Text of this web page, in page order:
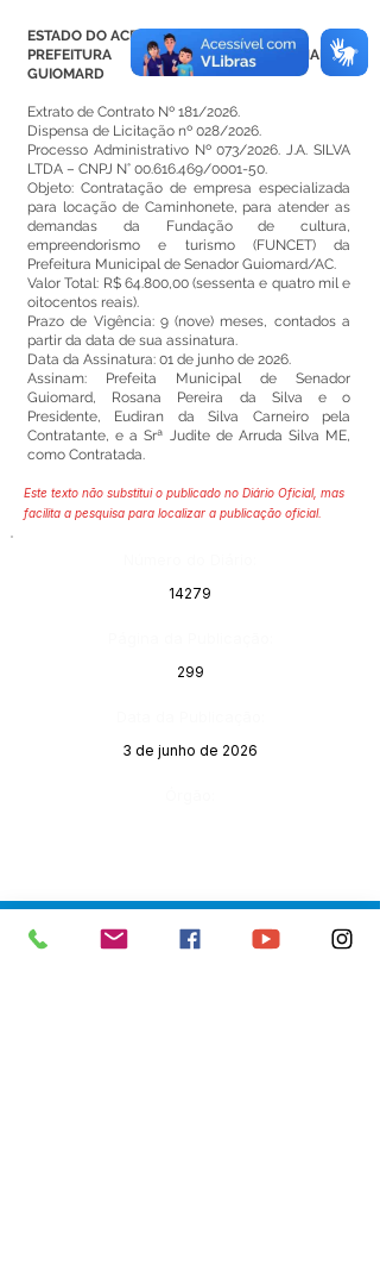
ESTADO DO ACRE
PREFEITURA MUNICIPAL DE SENADOR
GUIOMARD
Extrato de Contrato Nº 181/2026.
Dispensa de Licitação nº 028/2026.
Processo Administrativo Nº 073/2026. J.A. SILVA
LTDA – CNPJ N° 00.616.469/0001-50.
Objeto: Contratação de empresa especializada
para locação de Caminhonete, para atender as
demandas da Fundação de cultura,
empreendorismo e turismo (FUNCET) da
Prefeitura Municipal de Senador Guiomard/AC.
Valor Total: R$ 64.800,00 (sessenta e quatro mil e
oitocentos reais).
Prazo de Vigência: 9 (nove) meses, contados a
partir da data de sua assinatura.
Data da Assinatura: 01 de junho de 2026.
Assinam: Prefeita Municipal de Senador
Guiomard, Rosana Pereira da Silva e o
Presidente, Eudiran da Silva Carneiro pela
Contratante, e a Srª Judite de Arruda Silva ME,
como Contratada.
Este texto não substitui o publicado no Diário Oficial, mas
facilita a pesquisa para localizar a publicação oficial.
14279
299
3 de junho de 2026